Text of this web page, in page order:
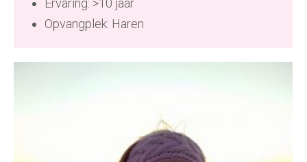
Ervaring: >10 jaar
Opvangplek: Haren